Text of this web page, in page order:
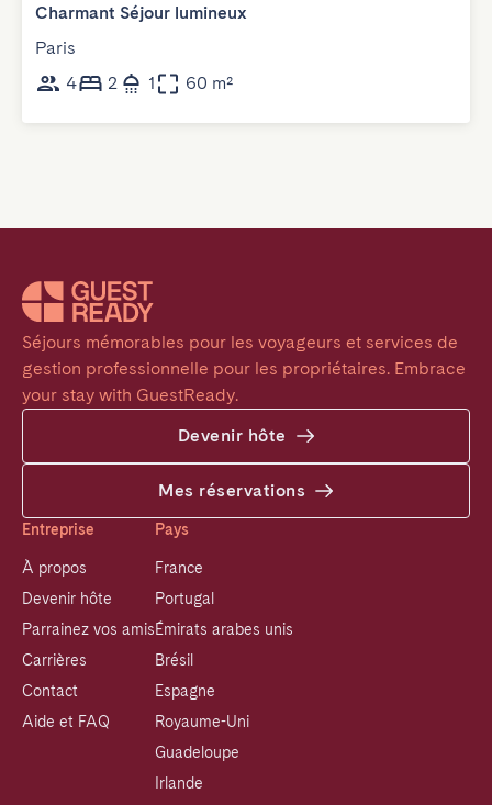
Charmant Séjour lumineux
Paris
4
2 1 60 m²
Séjours mémorables pour les voyageurs et services de
gestion professionnelle pour les propriétaires. Embrace
your stay with GuestReady.
Devenir hôte
Mes réservations
Entreprise
À propos
Devenir hôte
Parrainez vos amis
Carrières
Contact
Aide et FAQ
Pays
France
Portugal
Émirats arabes unis
Brésil
Espagne
Royaume-Uni
Guadeloupe
Irlande